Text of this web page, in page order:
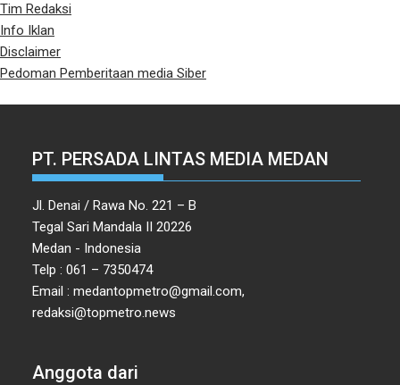
Tim Redaksi
Info Iklan
Disclaimer
Pedoman Pemberitaan media Siber
PT. PERSADA LINTAS MEDIA MEDAN
Jl. Denai / Rawa No. 221 – B
Tegal Sari Mandala II 20226
Medan - Indonesia
Telp : 061 – 7350474
Email : medantopmetro@gmail.com,
redaksi@topmetro.news
Anggota dari